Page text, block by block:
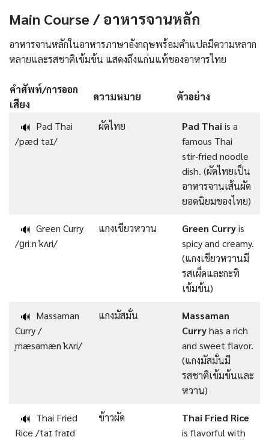
Main Course / อาหารจานหลัก
อาหารจานหลักในอาหารภาษาอังกฤษพร้อมคําแปลมีความหลาก
หลายและรสชาติเข้มข้น แสดงถึงแก่นแท้ของอาหารไทย
คำศัพท์/การออก
เสียง
ความหมาย ตัวอย่าง
🔊 Pad Thai
/pæd taɪ/
ผัดไทย Pad Thai is a
famous Thai
stir‑fried noodle
dish. (ผัดไทยเป็น
อาหารจานเส้นผัด
ยอดนิยมของไทย)
🔊 Green Curry
/ɡriːn ˈkʌri/
แกงเขียวหวาน Green Curryis
spicy and creamy.
(แกงเขียวหวานมี
รสเผ็ดและกะทิ
เข้มข้น)
🔊 Massaman
Curry /
ˌmæsəmæn ˈkʌri/
แกงมัสมั่น
Massaman
Curryhas a rich
and sweet flavor.
(แกงมัสมั่นมี
รสชาติเข้มข้นและ
หวาน)
🔊 Thai Fried
Rice /taɪ fraɪd
ข้าวผัด
Thai Fried Rice
is flavorful with